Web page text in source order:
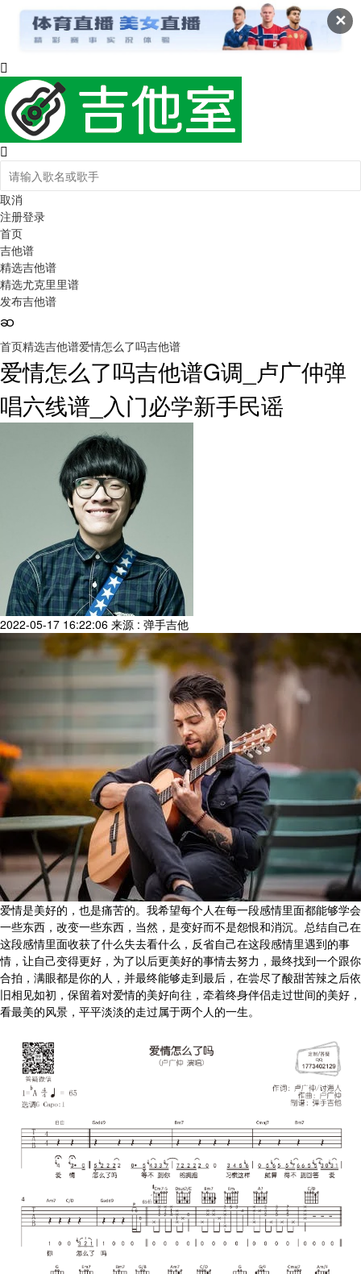
✕
取消
注册登录
首页
吉他谱
精选吉他谱
精选尤克里里谱
发布吉他谱
首页精选吉他谱爱情怎么了吗吉他谱
爱情怎么了吗吉他谱G调_卢广仲弹
唱六线谱_入门必学新手民谣
2022-05-17 16:22:06 来源 : 弹手吉他
爱情是美好的，也是痛苦的。我希望每个人在每一段感情里面都能够学会
一些东西，改变一些东西，当然，是变好而不是怨恨和消沉。总结自己在
这段感情里面收获了什么失去看什么，反省自己在这段感情里遇到的事
情，让自己变得更好，为了以后更美好的事情去努力，最终找到一个跟你
合拍，满眼都是你的人，并最终能够走到最后，在尝尽了酸甜苦辣之后依
旧相见如初，保留着对爱情的美好向往，牵着终身伴侣走过世间的美好，
看最美的风景，平平淡淡的走过属于两个人的一生。